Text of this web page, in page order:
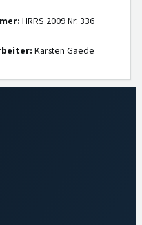
HRRS 2009 Nr. 336
Karsten Gaede